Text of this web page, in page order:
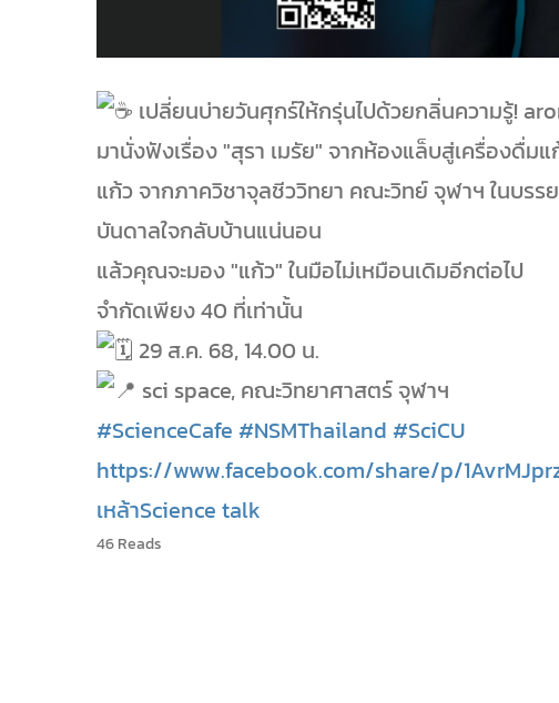
เปลี่ยนบ่ายวันศุกร์ให้กรุ่นไปด้วยกลิ่นความรู้!
มานั่งฟังเรื่อง "สุรา เมรัย" จากห้องแล็บสู่เครื่องดื่
แก้ว จากภาควิชาจุลชีววิทยา คณะวิทย์ จุฬาฯ ในบรร
บันดาลใจกลับบ้านแน่นอน
แล้วคุณจะมอง "แก้ว" ในมือไม่เหมือนเดิมอีกต่อไป
จำกัดเพียง 40 ที่เท่านั้น
29 ส.ค. 68, 14.00 น.
sci space, คณะวิทยาศาสตร์ จุฬาฯ
#ScienceCafe #NSMThailand #SciCU
https://www.facebook.com/share/p/
เหล้าScience talk
46 Reads